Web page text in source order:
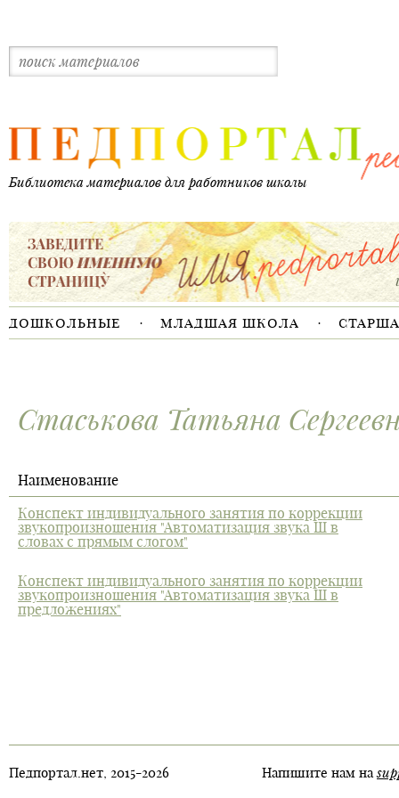
дошкольные младшая школа
Стаськова Татьяна
Наименование
Конспект индивидуального занятия по коррекции
звукопроизношения "Автоматизация звука Ш в
словах с прямым слогом"
Конспект индивидуального занятия по коррекции
звукопроизношения "Автоматизация звука Ш в
предложениях"
Педпортал.нет, 2015-2026 Напишите нам на